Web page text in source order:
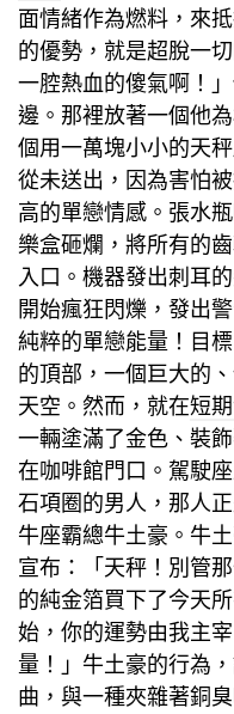
面情緒作為燃料，來
的優勢，就是超脫一
一腔熱血的傻氣啊！
邊。那裡放著一個他
個用一萬塊小小的天
從未送出，因為害怕
高的單戀情感。張水
樂盒砸爛，將所有的
入口。機器發出刺耳
開始瘋狂閃爍，發出
純粹的單戀能量！目
的頂部，一個巨大的
天空。然而，就在短
一輛塗滿了金色、裝
在咖啡館門口。駕駛
石項圈的男人，那人
牛座霸總牛土豪。牛
宣布：「天秤！別管
的純金箔買下了今天
始，你的運勢由我主
量！」牛土豪的行為
曲，與一種夾雜著銅